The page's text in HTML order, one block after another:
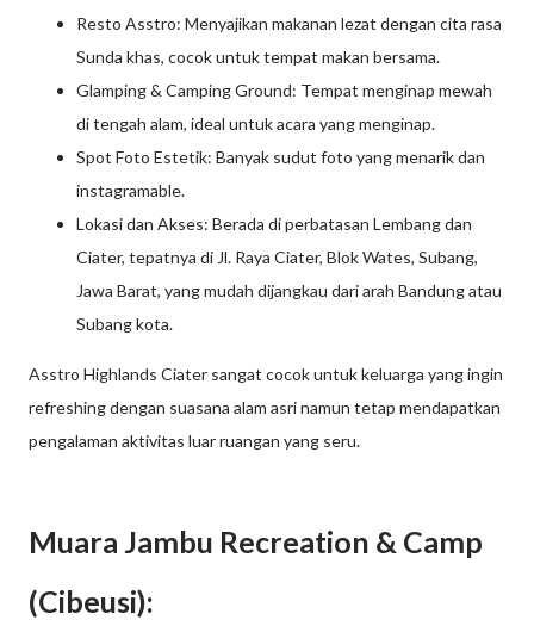
Resto Asstro: Menyajikan makanan lezat dengan cita rasa
Sunda khas, cocok untuk tempat makan bersama.
Glamping & Camping Ground: Tempat menginap mewah
di tengah alam, ideal untuk acara yang menginap.
Spot Foto Estetik: Banyak sudut foto yang menarik dan
instagramable.
Lokasi dan Akses: Berada di perbatasan Lembang dan
Ciater, tepatnya di Jl. Raya Ciater, Blok Wates, Subang,
Jawa Barat, yang mudah dijangkau dari arah Bandung atau
Subang kota.
Asstro Highlands Ciater sangat cocok untuk keluarga yang ingin
refreshing dengan suasana alam asri namun tetap mendapatkan
pengalaman aktivitas luar ruangan yang seru.
Muara Jambu Recreation & Camp
(Cibeusi):